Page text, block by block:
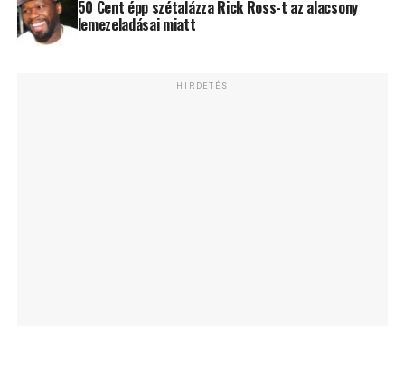
50 Cent épp szétalázza Rick Ross-t az alacsony
lemezeladásai miatt
HIRDETÉS